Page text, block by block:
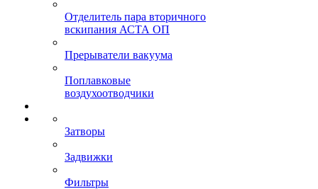
Отделитель пара вторичного
вскипания АСТА ОП
Прерыватели вакуума
Поплавковые
воздухоотводчики
Затворы
Задвижки
Фильтры